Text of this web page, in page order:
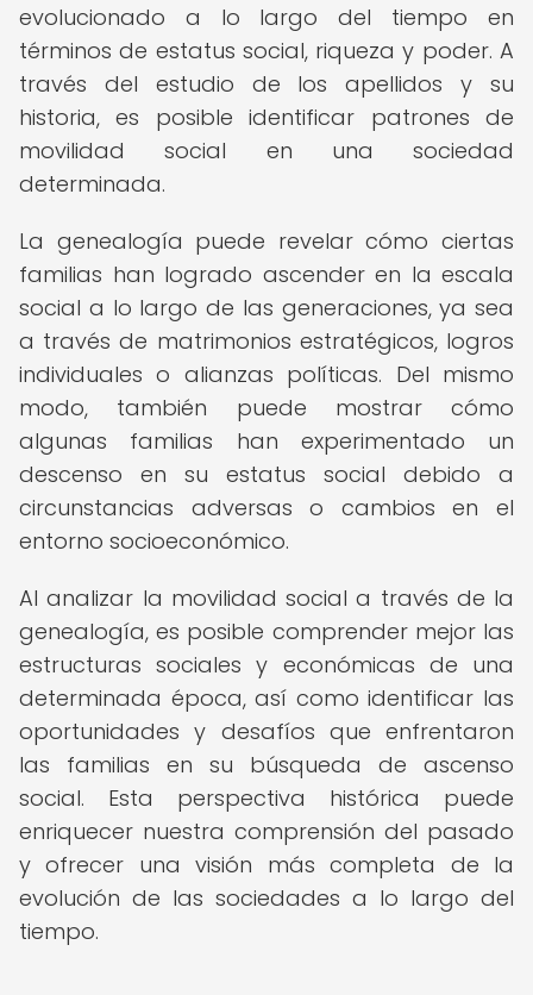
evolucionado a lo largo del tiempo en
términos de estatus social, riqueza y poder. A
través del estudio de los apellidos y su
historia, es posible identificar patrones de
movilidad social en una sociedad
determinada.
La genealogía puede revelar cómo ciertas
familias han logrado ascender en la escala
social a lo largo de las generaciones, ya sea
a través de matrimonios estratégicos, logros
individuales o alianzas políticas. Del mismo
modo, también puede mostrar cómo
algunas familias han experimentado un
descenso en su estatus social debido a
circunstancias adversas o cambios en el
entorno socioeconómico.
Al analizar la movilidad social a través de la
genealogía, es posible comprender mejor las
estructuras sociales y económicas de una
determinada época, así como identificar las
oportunidades y desafíos que enfrentaron
las familias en su búsqueda de ascenso
social. Esta perspectiva histórica puede
enriquecer nuestra comprensión del pasado
y ofrecer una visión más completa de la
evolución de las sociedades a lo largo del
tiempo.